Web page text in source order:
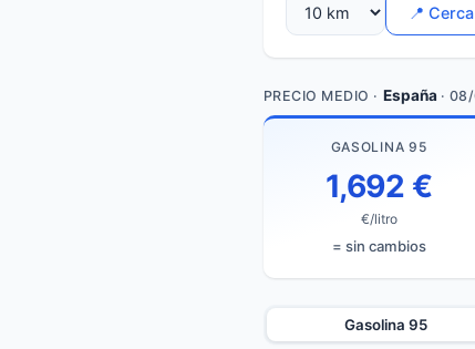
📍
PRECIO MEDIO · España ·
GASOLINA 95
1,692 €
€/litro
= sin cambios
Gasolina 95